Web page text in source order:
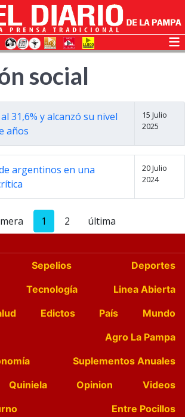
social
31,6% y alcanzó su nivel
años
15 Julio
2025
argentinos en una
20 Julio
2024
1 2 última
Sepelios
Deportes
Tecnología
Linea Abierta
Edictos País
Mundo
Agro La Pampa
Suplementos Anuales
Quiniela Opinion
Videos
Entre Pocillos